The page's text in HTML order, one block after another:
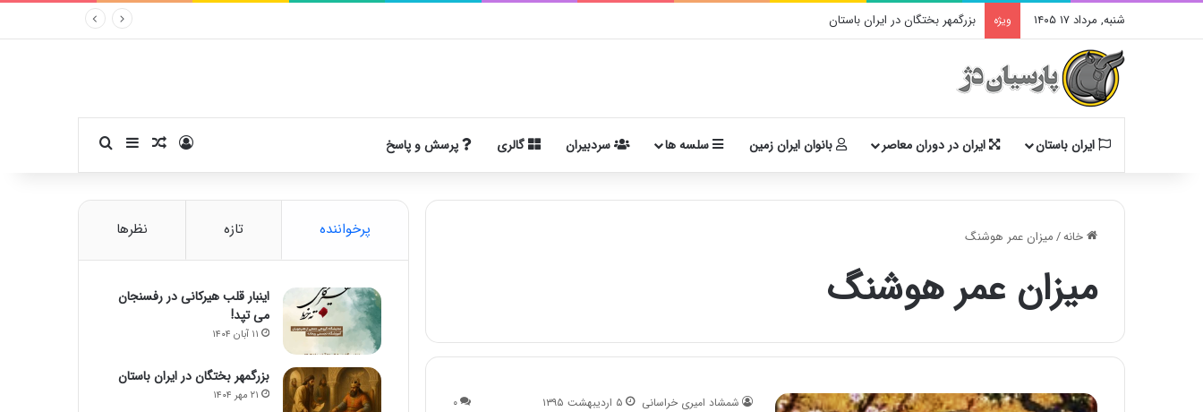
شنبه, مرداد ۱۷ ۱۴۰۵ ویژه بزرگمهر بختگان در ایران باستان
ایران باستان ایران در دوران معاصر بانوان ایران زمین سلسه ها سردبیران گالری پرسش و پاسخ ورودنوشته تصادفی
سایدبارجستجو برای
خانه/میزان عمر هوشنگ
میزان عمر هوشنگ
شمشاد امیری خراسانی ۵ اردیبهشت ۱۳۹۵ ۰
پرخواننده تازه نظرها
اینبار قلب هیرکانی در رفسنجان
می تپد!
۱۱ آبان ۱۴۰۴
بزرگمهر بختگان در ایران باستان
۲۱ مهر ۱۴۰۴